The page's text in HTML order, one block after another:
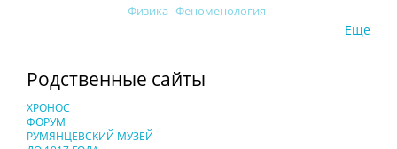
Физика Феноменология
Еще
Родственные сайты
ХРОНОС
ФОРУМ
РУМЯНЦЕВСКИЙ МУЗЕЙ